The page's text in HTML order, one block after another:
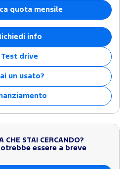
quota mensile
info
Test drive
un usato?
CHE STAI CERCANDO?
essere a breve